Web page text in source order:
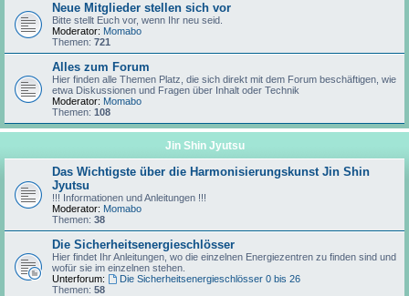
Neue Mitglieder stellen sich vor
Bitte stellt Euch vor, wenn Ihr neu seid.
Moderator: Momabo
Themen: 721
Alles zum Forum
Hier finden alle Themen Platz, die sich direkt mit dem Forum beschäftigen, wie
etwa Diskussionen und Fragen über Inhalt oder Technik
Moderator: Momabo
Themen: 108
Jin Shin Jyutsu
Das Wichtigste über die Harmonisierungskunst Jin Shin
Jyutsu
!!! Informationen und Anleitungen !!!
Moderator: Momabo
Themen: 38
Die Sicherheitsenergieschlösser
Hier findet Ihr Anleitungen, wo die einzelnen Energiezentren zu finden sind und
wofür sie im einzelnen stehen.
Unterforum:
Die Sicherheitsenergieschlösser 0 bis 26
Themen: 58